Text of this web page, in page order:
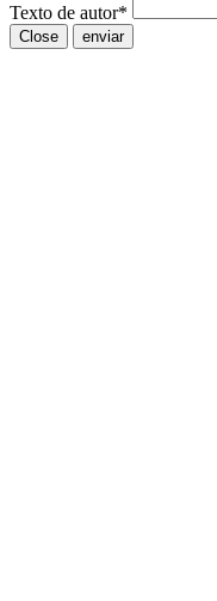
Texto de autor*
Close enviar